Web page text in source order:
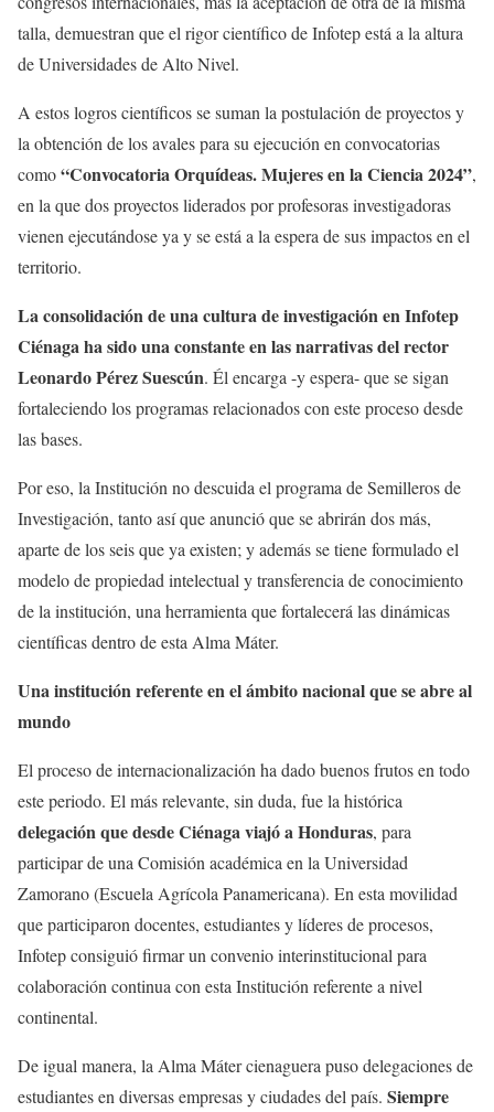
talla, demuestran que el rigor científico de Infotep está a la altura
de Universidades de Alto Nivel.
A estos logros científicos se suman la postulación de proyectos y
la obtención de los avales para su ejecución en convocatorias
como“Convocatoria Orquídeas. Mujeres en la Ciencia 2024”,
en la que dos proyectos liderados por profesoras investigadoras
vienen ejecutándose ya y se está a la espera de sus impactos en el
territorio.
La consolidación de una cultura de investigación en Infotep
Ciénaga ha sido una constante en las narrativas del rector
Leonardo Pérez Suescún. Él encarga -y espera- que se sigan
fortaleciendo los programas relacionados con este proceso desde
las bases.
Por eso, la Institución no descuida el programa de Semilleros de
Investigación, tanto así que anunció que se abrirán dos más,
aparte de los seis que ya existen; y además se tiene formulado el
modelo de propiedad intelectual y transferencia de conocimiento
de la institución, una herramienta que fortalecerá las dinámicas
científicas dentro de esta Alma Máter.
Una institución referente en el ámbito nacional que se abre al
mundo
El proceso de internacionalización ha dado buenos frutos en todo
este periodo. El más relevante, sin duda, fue la histórica
delegación que desde Ciénaga viajó a Honduras, para
participar de una Comisión académica en la Universidad
Zamorano (Escuela Agrícola Panamericana). En esta movilidad
que participaron docentes, estudiantes y líderes de procesos,
Infotep consiguió firmar un convenio interinstitucional para
colaboración continua con esta Institución referente a nivel
continental.
De igual manera, la Alma Máter cienaguera puso delegaciones de
estudiantes en diversas empresas y ciudades del país. Siempre